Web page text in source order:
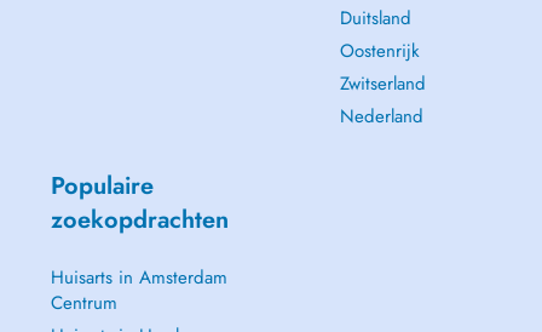
Duitsland
Oostenrijk
Zwitserland
Nederland
Populaire
zoekopdrachten
Huisarts in Amsterdam
Centrum